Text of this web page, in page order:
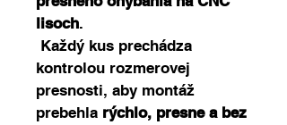
lisoch.
Každý kus prechádza
kontrolou rozmerovej
presnosti, aby montáž
prebehla rýchlo, presne a bez